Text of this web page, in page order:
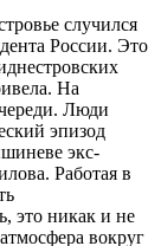
случился
России. Это
На
Люди
эпизод
экс-
Работая в
это никак и не
вокруг